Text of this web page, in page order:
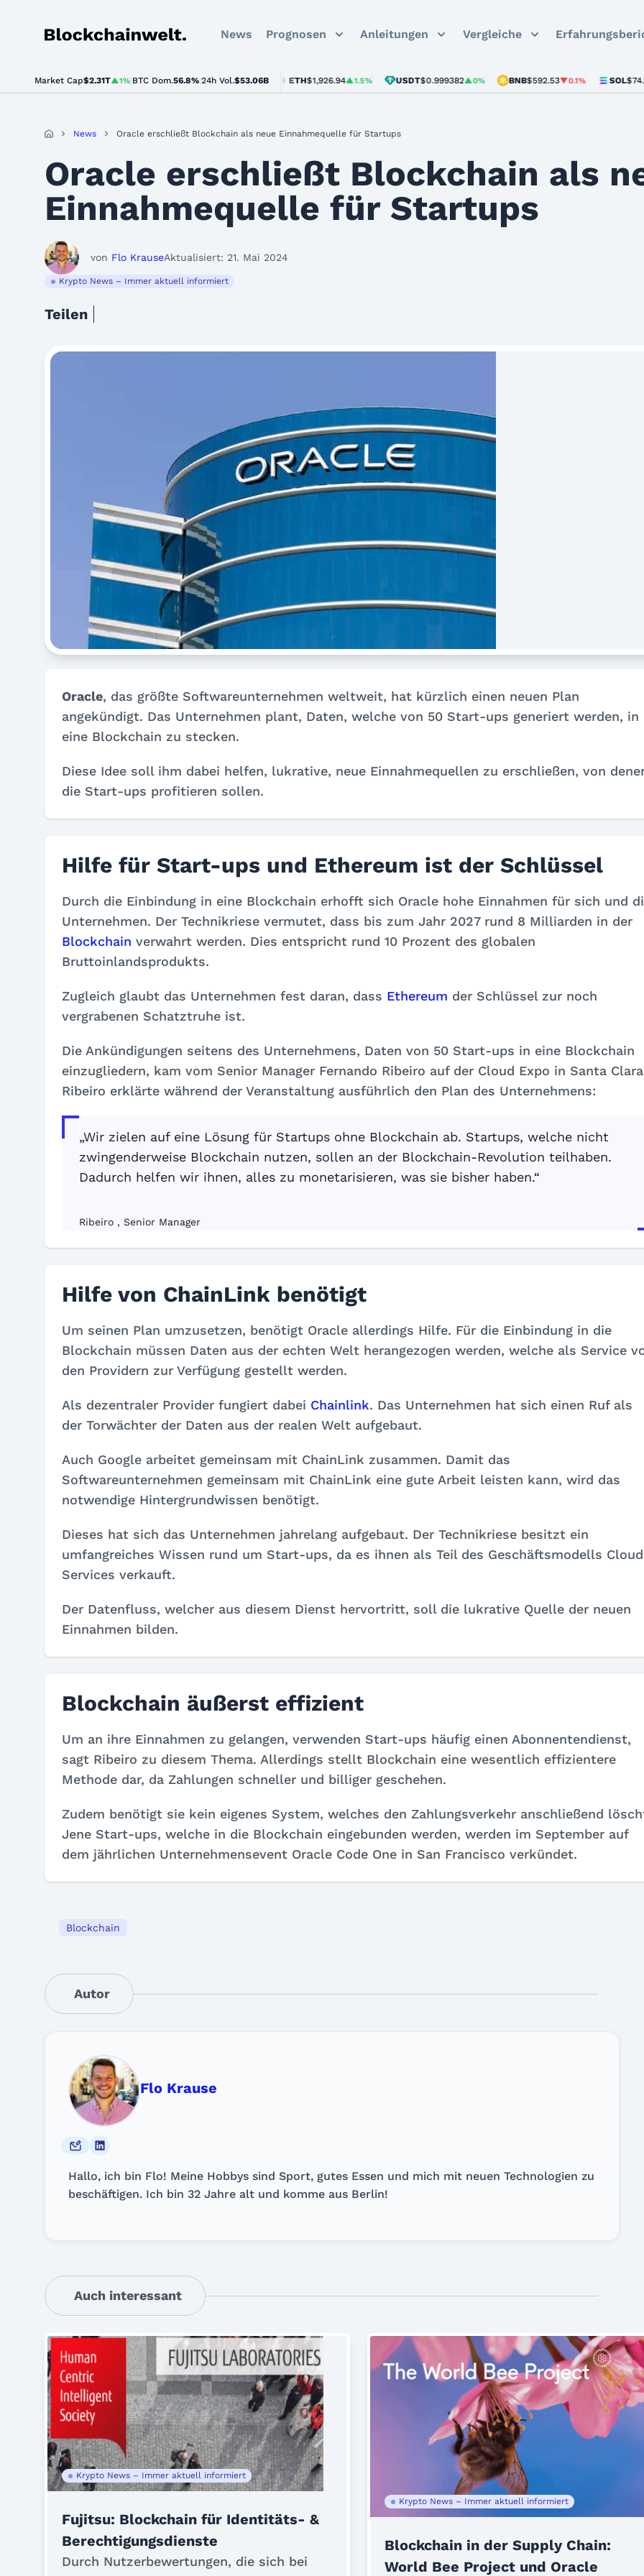
Blockchainwelt News Prognosen Anleitungen Vergleiche
Market Cap$2.31T▲1% BTC Dom.56.8% 24h Vol.$53.06B
BTC$65,101.00▲1.1% ETH $1,926.94▲1.5% USDT$0.999382▲0% BNB$592.53▼0.1% SOL$74.20
News Oracle erschließt Blockchain als neue Einnahmequelle für Startups
Oracle erschließt Blockchain als
Einnahmequelle für Startups
von Flo KrauseAktualisiert: 21. Mai 2024
Krypto News – Immer aktuell informiert
Teilen
Oracle, das größte Softwareunternehmen weltweit, hat kürzlich einen neuen Plan
angekündigt. Das Unternehmen plant, Daten, welche von 50 Start-ups generiert werden, in
eine Blockchain zu stecken.
Diese Idee soll ihm dabei helfen, lukrative, neue Einnahmequellen zu erschließen, von
die Start-ups profitieren sollen.
Hilfe für Start-ups und Ethereum ist der Schlüssel
Durch die Einbindung in eine Blockchain erhofft sich Oracle hohe Einnahmen für sich und
Unternehmen. Der Technikriese vermutet, dass bis zum Jahr 2027 rund 8 Milliarden in der
Blockchain verwahrt werden. Dies entspricht rund 10 Prozent des globalen
Bruttoinlandsprodukts.
Zugleich glaubt das Unternehmen fest daran, dass Ethereum der Schlüssel zur noch
vergrabenen Schatztruhe ist.
Die Ankündigungen seitens des Unternehmens, Daten von 50 Start-ups in eine Blockchain
einzugliedern, kam vom Senior Manager Fernando Ribeiro auf der Cloud Expo in Santa
Ribeiro erklärte während der Veranstaltung ausführlich den Plan des Unternehmens:
„Wir zielen auf eine Lösung für Startups ohne Blockchain ab. Startups, welche nicht
zwingenderweise Blockchain nutzen, sollen an der Blockchain-Revolution teilhaben.
Dadurch helfen wir ihnen, alles zu monetarisieren, was sie bisher haben.“
Ribeiro , Senior Manager
Hilfe von ChainLink benötigt
Um seinen Plan umzusetzen, benötigt Oracle allerdings Hilfe. Für die Einbindung in die
Blockchain müssen Daten aus der echten Welt herangezogen werden, welche als Service
den Providern zur Verfügung gestellt werden.
Als dezentraler Provider fungiert dabei Chainlink. Das Unternehmen hat sich einen Ruf als
der Torwächter der Daten aus der realen Welt aufgebaut.
Auch Google arbeitet gemeinsam mit ChainLink zusammen. Damit das
Softwareunternehmen gemeinsam mit ChainLink eine gute Arbeit leisten kann, wird das
notwendige Hintergrundwissen benötigt.
Dieses hat sich das Unternehmen jahrelang aufgebaut. Der Technikriese besitzt ein
umfangreiches Wissen rund um Start-ups, da es ihnen als Teil des Geschäftsmodells
Services verkauft.
Der Datenfluss, welcher aus diesem Dienst hervortritt, soll die lukrative Quelle der neuen
Einnahmen bilden.
Blockchain äußerst effizient
Um an ihre Einnahmen zu gelangen, verwenden Start-ups häufig einen Abonnentendienst,
sagt Ribeiro zu diesem Thema. Allerdings stellt Blockchain eine wesentlich effizientere
Methode dar, da Zahlungen schneller und billiger geschehen.
Zudem benötigt sie kein eigenes System, welches den Zahlungsverkehr anschließend
Jene Start-ups, welche in die Blockchain eingebunden werden, werden im September auf
dem jährlichen Unternehmensevent Oracle Code One in San Francisco verkündet.
Blockchain
Autor
Flo Krause
Hallo, ich bin Flo! Meine Hobbys sind Sport, gutes Essen und mich mit neuen Technologien zu
beschäftigen. Ich bin 32 Jahre alt und komme aus Berlin!
Auch interessant
Krypto News – Immer aktuell informiert
Fujitsu: Blockchain für Identitäts- &
Berechtigungsdienste
Durch Nutzerbewertungen, die sich bei
Krypto News – Immer aktuell informiert
Blockchain in der Supply Chain:
World Bee Project und Oracle